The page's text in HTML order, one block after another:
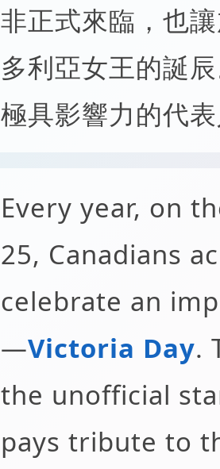
非正式來臨，也
多利亞女王的誕
極具影響力的代
Every year, on
25, Canadians
celebrate an
—Victoria Day.
the unofficial
pays tribute to